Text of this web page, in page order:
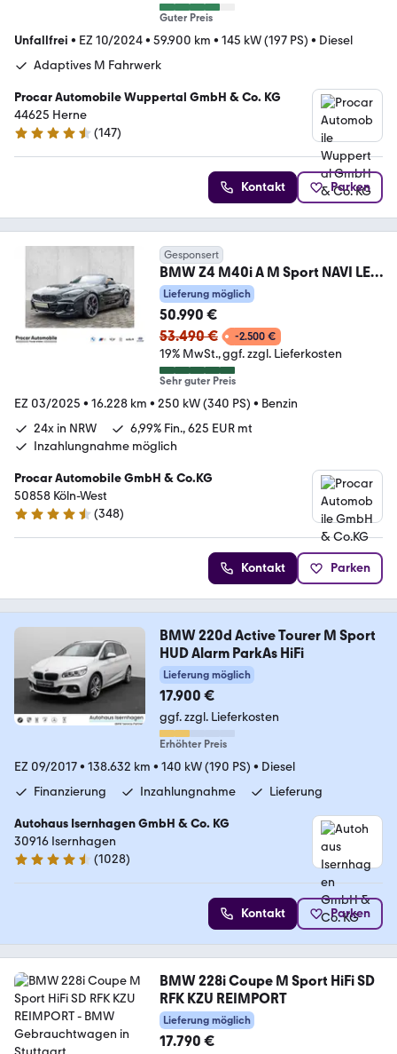
Guter Preis
Unfallfrei • EZ 10/2024• 59.900 km • 145 kW (197 PS) • Diesel
Adaptives M Fahrwerk
Procar Automobile Wuppertal GmbH & Co. KG
44625 Herne
4.4 Sterne
(147)
Kontakt Parken
Gesponsert
BMW Z4 M40i A M Sport NAVI LED
Sound Syst. PDC V+H
Lieferung möglich
50.990 €
53.490 €
-2.500 €
19% MwSt. ggf. zzgl. Lieferkosten
Sehr guter Preis
EZ 03/2025 • 16.228 km • 250 kW (340 PS) • Benzin
24x in NRW
6,99% Fin., 625 EUR mt
Inzahlungnahme möglich
Procar Automobile GmbH & Co.KG
50858 Köln-West
4.4 Sterne
(348)
Kontakt Parken
BMW 220d Active Tourer M Sport
HUD Alarm ParkAs HiFi
Lieferung möglich
17.900 €
ggf. zzgl. Lieferkosten
Erhöhter Preis
EZ 09/2017• 138.632 km • 140 kW (190 PS) • Diesel
Finanzierung
Inzahlungnahme Lieferung
Autohaus Isernhagen GmbH & Co. KG
30916 Isernhagen
4.5 Sterne
(1028)
Kontakt Parken
BMW 228i Coupe M Sport HiFi SD
RFK KZU REIMPORT
Lieferung möglich
17.790 €